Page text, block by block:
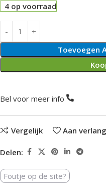
4 op voorraad
Toevoegen
Bel voor meer info
Vergelijk Aan
Delen:
Foutje op de site?